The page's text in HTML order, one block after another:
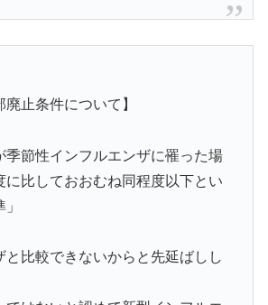
廃止条件について】
季節性インフルエンザに罹った場
に比しておおむね同程度以下とい
と比較できないからと先延ばしし